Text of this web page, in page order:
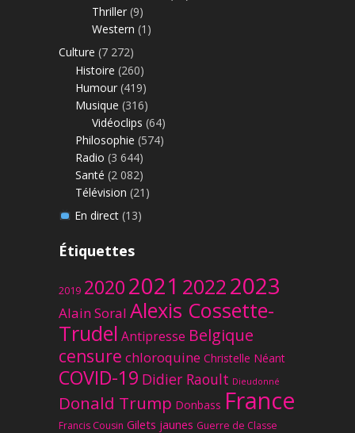
Thriller (9)
Western (1)
Culture (7 272)
Histoire (260)
Humour (419)
Musique (316)
Vidéoclips (64)
Philosophie (574)
Radio (3 644)
Santé (2 082)
Télévision (21)
En direct(13)
Étiquettes
2019 20202021 20222023
Alain Soral Alexis Cossette-
Trudel Antipresse Belgique
censure chloroquine Christelle Néant
COVID-19 Didier Raoult Dieudonné
Donald Trump Donbass France
Francis Cousin Gilets jaunes Guerre de Classe